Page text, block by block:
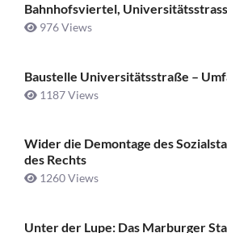
Bahnhofsviertel,
976 Views
Baustelle Universitätsstraße ­–
1187 Views
Wider die Demontage des
des Rechts
1260 Views
Unter der Lupe: Das Marburger